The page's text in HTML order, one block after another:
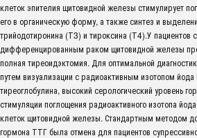
клеток эпителия щитовидной железы стимулирует
его в органическую форму, а также синтез и
трийодотиронина (Т3) и тироксина (Т4).У пациентов
дифференцированным раком щитовидной железы
полная тиреоидэктомия. Для оптимальной
путем визуализации с радиоактивным изотопом
тиреоглобулина, высокий серологический уровень
стимуляции поглощения радиоактивного изотопа
клеток щитовидной железы. Стандартным методом
гормона ТТГ была отмена для пациентов